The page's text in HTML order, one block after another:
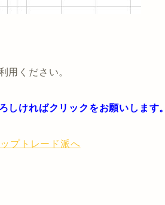
用ください。
しければクリックをお願いします。